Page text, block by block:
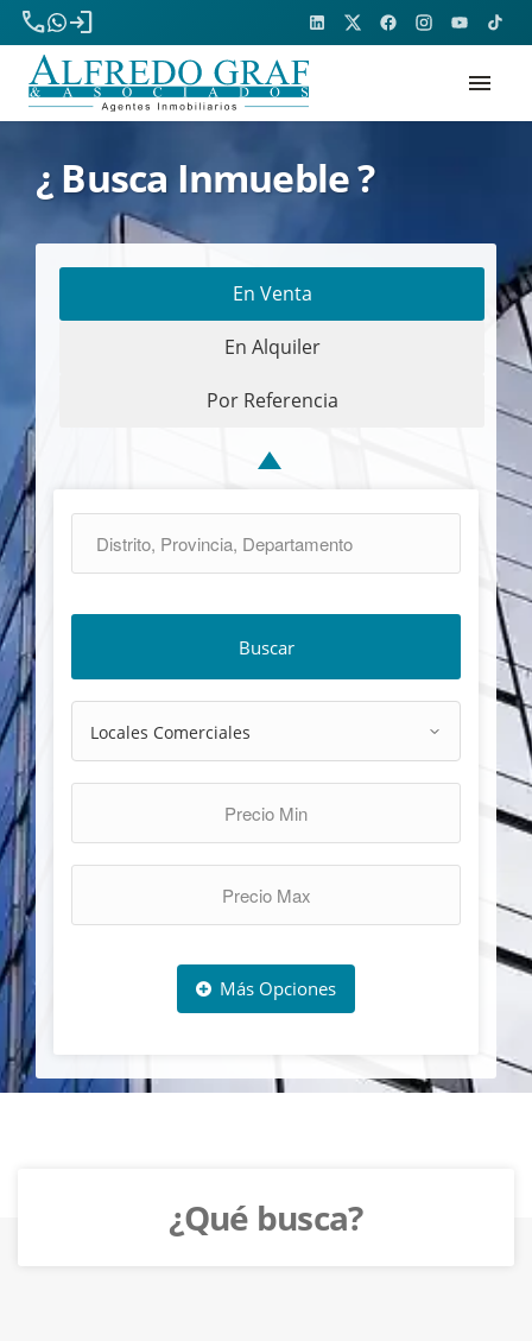
phone
login
menu
¿ Busca Inmueble ?
En Venta
En Alquiler
Por Referencia
Buscar
Más Opciones
¿Qué busca?